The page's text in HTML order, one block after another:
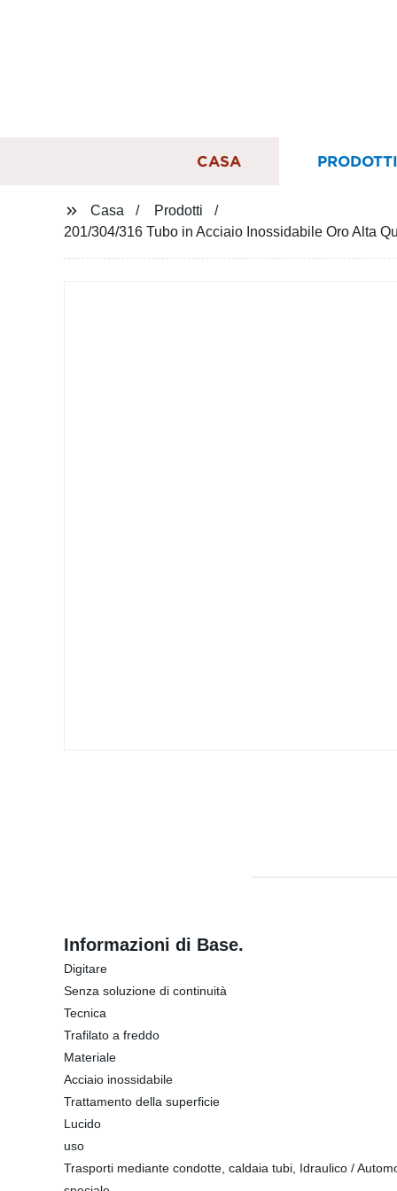
CASA PRODOTTI
Casa
Prodotti
201/304/316 Tubo in Acciaio Inossidabile Oro Alta
Informazioni di Base.
Digitare
Senza soluzione di continuità
Tecnica
Trafilato a freddo
Materiale
Acciaio inossidabile
Trattamento della superficie
Lucido
uso
Trasporti mediante condotte, caldaia tubi, Idraulico /